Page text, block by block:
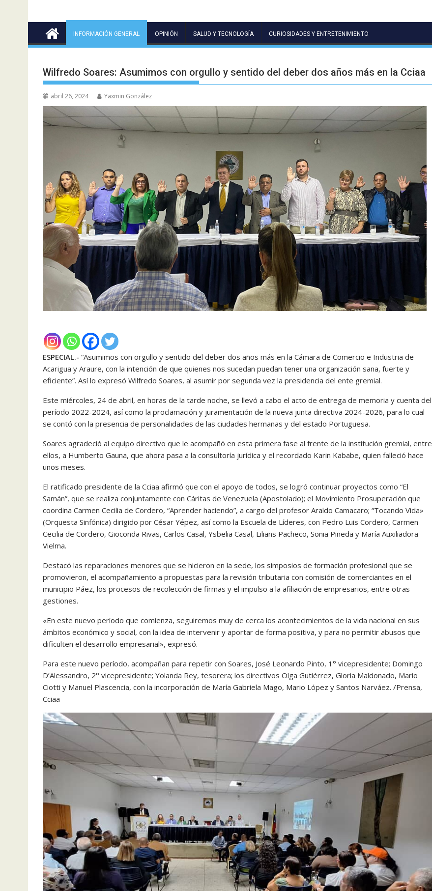
INFORMACIÓN GENERAL OPINIÓN SALUD Y TECNOLOGÍA CURIOSIDADES Y ENTRETENIMIENTO
Wilfredo Soares: Asumimos con orgullo y sentido del deber dos años más en la Cciaa
abril 26, 2024 Yaxmin González
ESPECIAL.- “Asumimos con orgullo y sentido del deber dos años más en la Cámara de Comercio e Industria de
Acarigua y Araure, con la intención de que quienes nos sucedan puedan tener una organización sana, fuerte y
eficiente”. Así lo expresó Wilfredo Soares, al asumir por segunda vez la presidencia del ente gremial.
Este miércoles, 24 de abril, en horas de la tarde noche, se llevó a cabo el acto de entrega de memoria y cuenta del
período 2022-2024, así como la proclamación y juramentación de la nueva junta directiva 2024-2026, para lo cual
se contó con la presencia de personalidades de las ciudades hermanas y del estado Portuguesa.
Soares agradeció al equipo directivo que le acompañó en esta primera fase al frente de la institución gremial, entre
ellos, a Humberto Gauna, que ahora pasa a la consultoría jurídica y el recordado Karin Kababe, quien falleció hace
unos meses.
El ratificado presidente de la Cciaa afirmó que con el apoyo de todos, se logró continuar proyectos como “El
Samán”, que se realiza conjuntamente con Cáritas de Venezuela (Apostolado); el Movimiento Prosuperación que
coordina Carmen Cecilia de Cordero, “Aprender haciendo”, a cargo del profesor Araldo Camacaro; “Tocando Vida»
(Orquesta Sinfónica) dirigido por César Yépez, así como la Escuela de Líderes, con Pedro Luis Cordero, Carmen
Cecilia de Cordero, Gioconda Rivas, Carlos Casal, Ysbelia Casal, Lilians Pacheco, Sonia Pineda y María Auxiliadora
Vielma.
Destacó las reparaciones menores que se hicieron en la sede, los simposios de formación profesional que se
promovieron, el acompañamiento a propuestas para la revisión tributaria con comisión de comerciantes en el
municipio Páez, los procesos de recolección de firmas y el impulso a la afiliación de empresarios, entre otras
gestiones.
«En este nuevo período que comienza, seguiremos muy de cerca los acontecimientos de la vida nacional en sus
ámbitos económico y social, con la idea de intervenir y aportar de forma positiva, y para no permitir abusos que
dificulten el desarrollo empresarial», expresó.
Para este nuevo período, acompañan para repetir con Soares, José Leonardo Pinto, 1° vicepresidente; Domingo
D’Alessandro, 2° vicepresidente; Yolanda Rey, tesorera; los directivos Olga Gutiérrez, Gloria Maldonado, Mario
Ciotti y Manuel Plascencia, con la incorporación de María Gabriela Mago, Mario López y Santos Narváez. /Prensa,
Cciaa